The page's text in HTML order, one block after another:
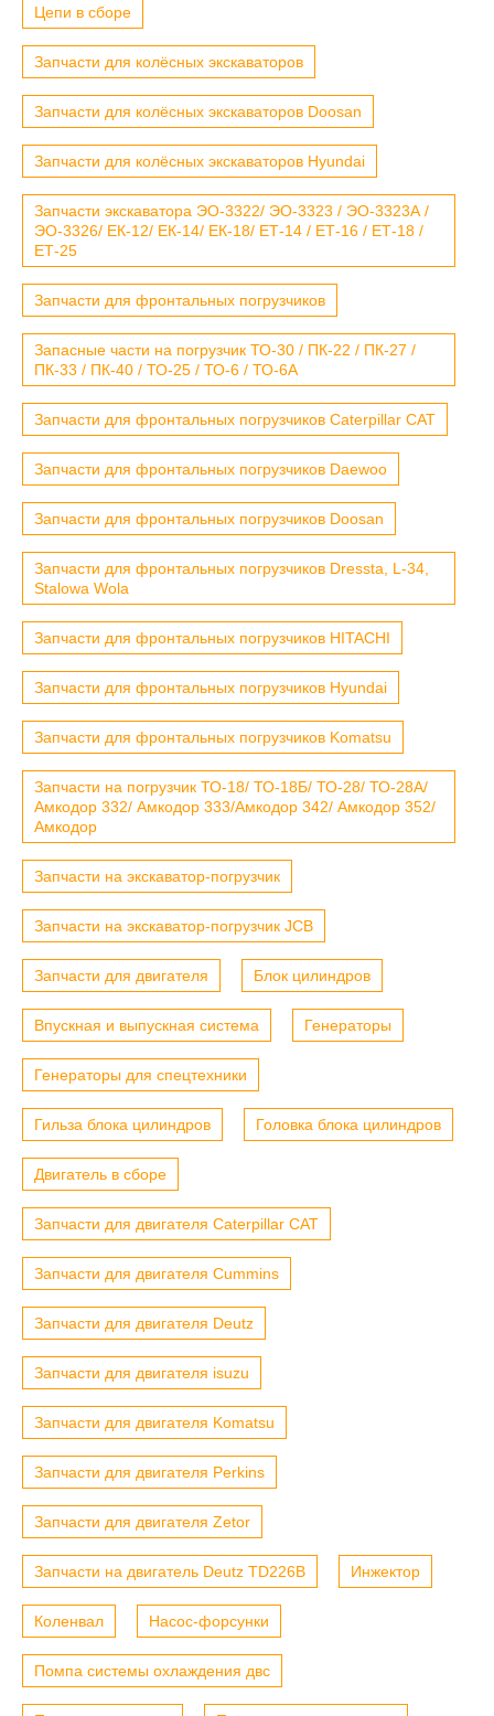
Цепи в сборе
Запчасти для колёсных экскаваторов
Запчасти для колёсных экскаваторов Doosan
Запчасти для колёсных экскаваторов Hyundai
Запчасти экскаватора ЭО-3322/ ЭО-3323 / ЭО-3323А /
ЭО-3326/ ЕК-12/ ЕК-14/ ЕК-18/ ЕТ-14 / ЕТ-16 / ЕТ-18 /
ЕТ-25
Запчасти для фронтальных погрузчиков
Запасные части на погрузчик ТО-30 / ПК-22 / ПК-27 /
ПК-33 / ПК-40 / ТО-25 / ТО-6 / ТО-6А
Запчасти для фронтальных погрузчиков Caterpillar CAT
Запчасти для фронтальных погрузчиков Daewoo
Запчасти для фронтальных погрузчиков Doosan
Запчасти для фронтальных погрузчиков Dressta, L-34,
Stalowa Wola
Запчасти для фронтальных погрузчиков HITACHI
Запчасти для фронтальных погрузчиков Hyundai
Запчасти для фронтальных погрузчиков Komatsu
Запчасти на погрузчик ТО-18/ ТО-18Б/ ТО-28/ ТО-28А/
Амкодор 332/ Амкодор 333/Амкодор 342/ Амкодор 352/
Амкодор
Запчасти на экскаватор-погрузчик
Запчасти на экскаватор-погрузчик JCB
Запчасти для двигателя Блок цилиндров
Впускная и выпускная система Генераторы
Генераторы для спецтехники
Гильза блока цилиндров Головка блока цилиндров
Двигатель в сборе
Запчасти для двигателя Caterpillar CAT
Запчасти для двигателя Cummins
Запчасти для двигателя Deutz
Запчасти для двигателя isuzu
Запчасти для двигателя Komatsu
Запчасти для двигателя Perkins
Запчасти для двигателя Zetor
Запчасти на двигатель Deutz TD226B Инжектор
Коленвал Насос-форсунки
Помпа системы охлаждения двс